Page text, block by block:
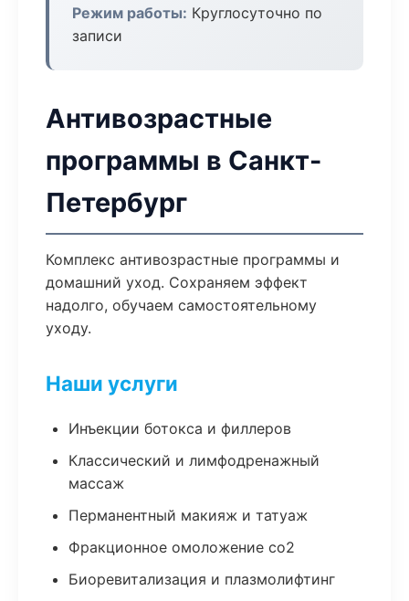
Режим работы: Круглосуточно по
записи
Антивозрастные
программы в Санкт-
Петербург
Комплекс антивозрастные программы и
домашний уход. Сохраняем эффект
надолго, обучаем самостоятельному
уходу.
Наши услуги
Инъекции ботокса и филлеров
Классический и лимфодренажный
массаж
Перманентный макияж и татуаж
Фракционное омоложение co2
Биоревитализация и плазмолифтинг